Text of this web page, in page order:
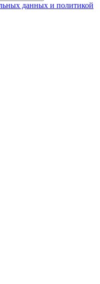
данных и политикой